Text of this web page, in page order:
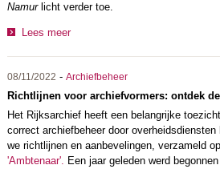
Namurlicht verder toe.
Lees meer
08/11/2022 - Archiefbeheer
Richtlijnen voor archiefvormers: ontdek
Het Rijksarchief heeft een belangrijke
correct archiefbeheer door
we richtlijnen en aanbevelingen, verzameld
'Ambtenaar'. Een jaar geleden werd